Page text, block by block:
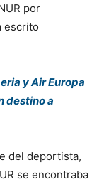
por
escrito
y Air Europa
destino a
del deportista,
se encontraba